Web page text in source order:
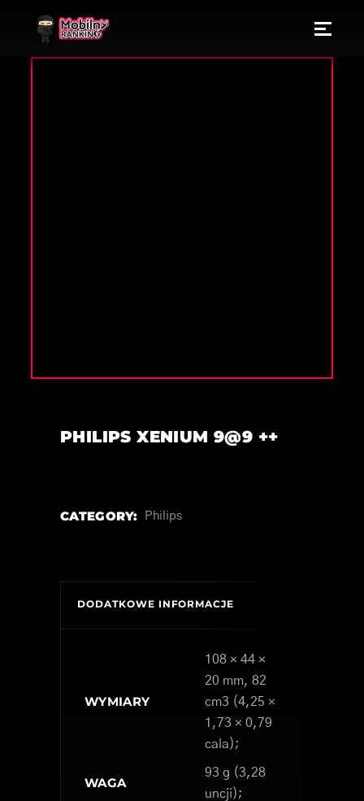
PHILIPS XENIUM 9@9 ++
CATEGORY: Philips
DODATKOWE INFORMACJE
WYMIARY
108 × 44 ×
20 mm, 82
cm3 (4,25 ×
1,73 × 0,79
cala);
WAGA
93 g (3,28
uncji);